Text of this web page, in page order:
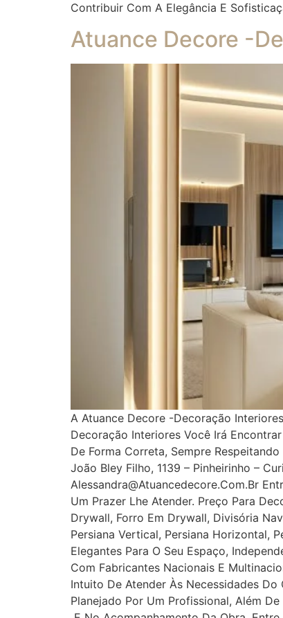
Contribuir Com A Elegância E
Atuance Decore -
A Atuance Decore -Decoração
Decoração Interiores Você Irá
De Forma Correta, Sempre
João Bley Filho, 1139 – Pinheirinho –
Alessandra@atuancedecore.com.br
Um Prazer Lhe Atender. Preço Para
Drywall, Forro Em Drywall, Divisória
Persiana Vertical, Persiana Horizontal,
Elegantes Para O Seu Espaço,
Com Fabricantes Nacionais E
Intuito De Atender Às Necessidades
Planejado Por Um Profissional, Além